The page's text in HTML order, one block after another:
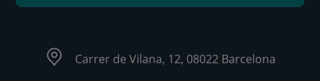
Carrer de Vilana, 12, 08022 Barcelona